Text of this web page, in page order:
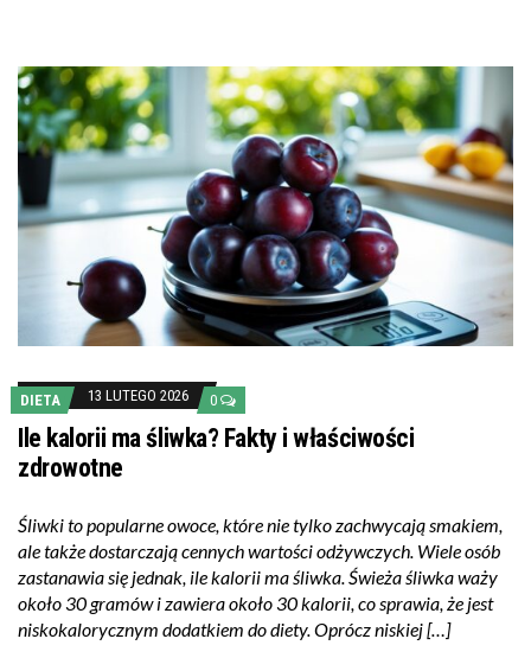
DIETA 13 LUTEGO 2026 0
Ile kalorii ma śliwka? Fakty i właściwości
zdrowotne
Śliwki to popularne owoce, które nie tylko zachwycają smakiem,
ale także dostarczają cennych wartości odżywczych. Wiele osób
zastanawia się jednak, ile kalorii ma śliwka. Świeża śliwka waży
około 30 gramów i zawiera około 30 kalorii, co sprawia, że jest
niskokalorycznym dodatkiem do diety. Oprócz niskiej […]